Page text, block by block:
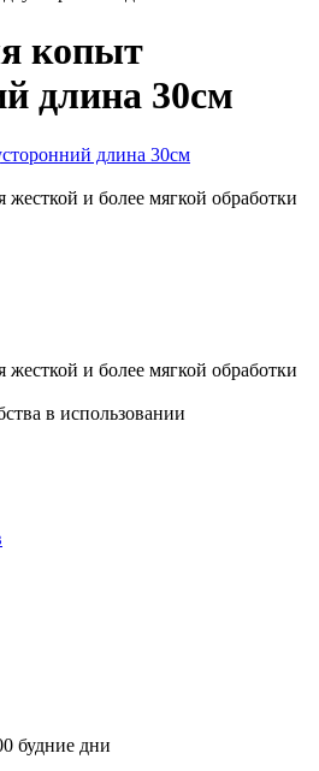
копыт
длина 30см
жесткой и более мягкой обработки
жесткой и более мягкой обработки
в использовании
будние дни